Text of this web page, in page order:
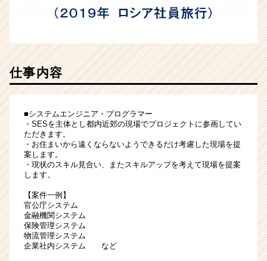
ャ
リ
（CheerCareer）
仕事内容
■システムエンジニア・プログラマー
・SESを主体とし都内近郊の現場でプロジェクトに参画してい
ただきます。
・お住まいから遠くならないようできるだけ考慮した現場を提
案します。
・現状のスキル見合い、またスキルアップを考えて現場を提案
します。
【案件一例】
官公庁システム
金融機関システム
保険管理システム
物流管理システム
企業社内システム など